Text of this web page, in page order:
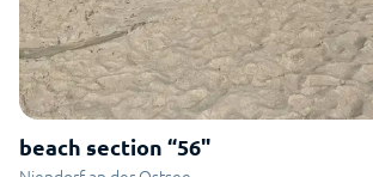
beach section “56"